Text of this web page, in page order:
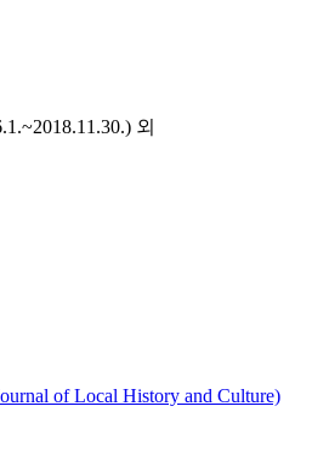
외
of Local History and Culture)